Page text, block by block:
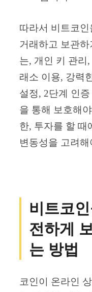
따라서 비트코인
거래하고 보관하
는, 개인 키 관리
래소 이용, 강력
설정, 2단계 인
을 통해 보호해
한, 투자를 할 때
변동성을 고려
비트코
전하게
는 방법
코인이 온라인